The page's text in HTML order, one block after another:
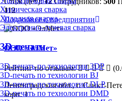
Химическая сварка
Холодная сварка
Электронно-лучевая сварка
3D-печать
3D-печать по технологии 3DP
3D-печать по технологии BJ
3D-печать по технологии DLP
3D-печать по технологии DMD
112
Подробнее о предприятии
ООО «ЭлМет»
Рейтинг по отзывам:
Ленинградская обл., г. Санкт-
корп. 1